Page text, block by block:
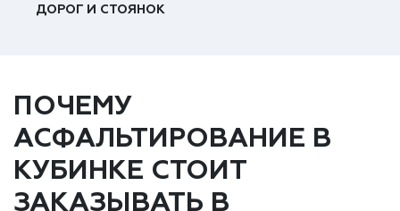
ДОРОГ И СТОЯНОК
ПОЧЕМУ
АСФАЛЬТИРОВАНИЕ В
КУБИНКЕ СТОИТ
ЗАКАЗЫВАТЬ В